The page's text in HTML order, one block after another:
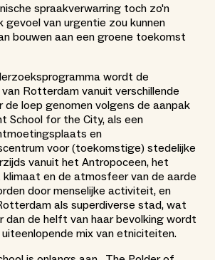
spraakverwarring toch zo'n
gevoel van urgentie zou kunnen
bouwen aan een groene toekomst
wordt de
Rotterdam vanuit verschillende
de loep genomen volgens de aanpak
School for the City, als een
en
voor (toekomstige) stedelijke
vanuit het Antropoceen, het
en de atmosfeer van de aarde
door menselijke activiteit, en
als superdiverse stad, wat
de helft van haar bevolking wordt
mix van etniciteiten.